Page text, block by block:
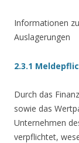
Informationen
Auslagerungen
2.3.1
Durch das
sowie das
Unternehmen
verpflichtet,